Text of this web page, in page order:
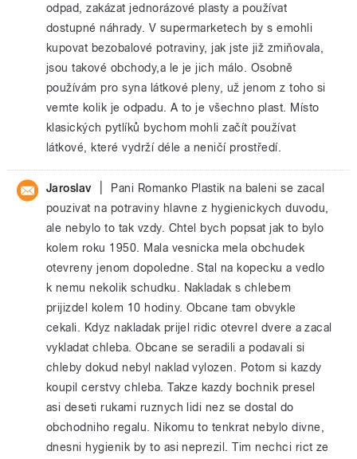
odpad, zakázat jednorázové plasty a používat
dostupné náhrady. V supermarketech by s emohli
kupovat bezobalové potraviny, jak jste již zmiňovala,
jsou takové obchody,a le je jich málo. Osobně
používám pro syna látkové pleny, už jenom z toho si
vemte kolik je odpadu. A to je všechno plast. Místo
klasických pytlíků bychom mohli začít používat
látkové, které vydrží déle a neničí prostředí.
Jaroslav
Pani Romanko Plastik na baleni se zacal
pouzivat na potraviny hlavne z hygienickych duvodu,
ale nebylo to tak vzdy. Chtel bych popsat jak to bylo
kolem roku 1950. Mala vesnicka mela obchudek
otevreny jenom dopoledne. Stal na kopecku a vedlo
k nemu nekolik schudku. Nakladak s chlebem
prijizdel kolem 10 hodiny. Obcane tam obvykle
cekali. Kdyz nakladak prijel ridic otevrel dvere a zacal
vykladat chleba. Obcane se seradili a podavali si
chleby dokud nebyl naklad vylozen. Potom si kazdy
koupil cerstvy chleba. Takze kazdy bochnik presel
asi deseti rukami ruznych lidi nez se dostal do
obchodniho regalu. Nikomu to tenkrat nebylo divne,
dnesni hygienik by to asi neprezil. Tim nechci rict ze